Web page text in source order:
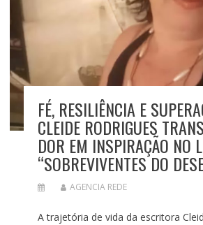
FÉ, RESILIÊNCIA E
CLEIDE RODRIGUES
DOR EM INSPIRAÇÃO NO
“SOBREVIVENTES DO
AGENCIA REDE
A trajetória de vida da escritora